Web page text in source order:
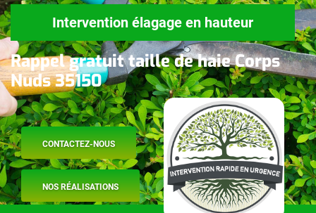
Intervention élagage en hauteur
Rappel gratuit taille de haie Corps
Nuds 35150
CONTACTEZ-NOUS
NOS RÉALISATIONS